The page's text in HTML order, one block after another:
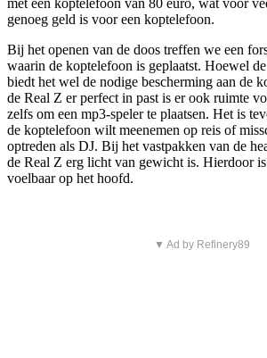
met een koptelefoon van 80 euro, wat voor
genoeg geld is voor een koptelefoon.
Bij het openen van de doos treffen we een
waarin de koptelefoon is geplaatst. Hoewel
biedt het wel de nodige bescherming aan de
de Real Z er perfect in past is er ook ruimte
zelfs om een mp3-speler te plaatsen. Het is
de koptelefoon wilt meenemen op reis of
optreden als DJ. Bij het vastpakken van de
de Real Z erg licht van gewicht is. Hierdoor
voelbaar op het hoofd.
▼ Ad by Refinery89